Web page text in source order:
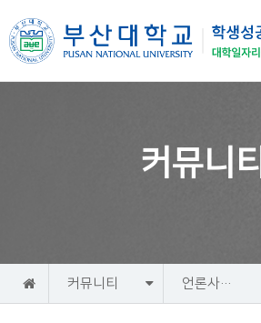
커뮤니티
홈 커뮤니티 언론사로 본